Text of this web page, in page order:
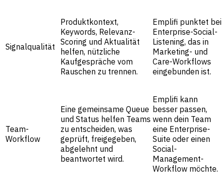
Signalqualität
Produktkontext,
Keywords, Relevanz-
Scoring und Aktualität
helfen, nützliche
Kaufgespräche vom
Rauschen zu trennen.
Emplifi punktet bei
Enterprise-Social-
Listening, das in
Marketing- und
Care-Workflows
eingebunden ist.
Team-
Workflow
Eine gemeinsame Queue
und Status helfen Teams
zu entscheiden, was
geprüft, freigegeben,
abgelehnt und
beantwortet wird.
Emplifi kann
besser passen,
wenn dein Team
eine Enterprise-
Suite oder einen
Social-
Management-
Workflow möchte.